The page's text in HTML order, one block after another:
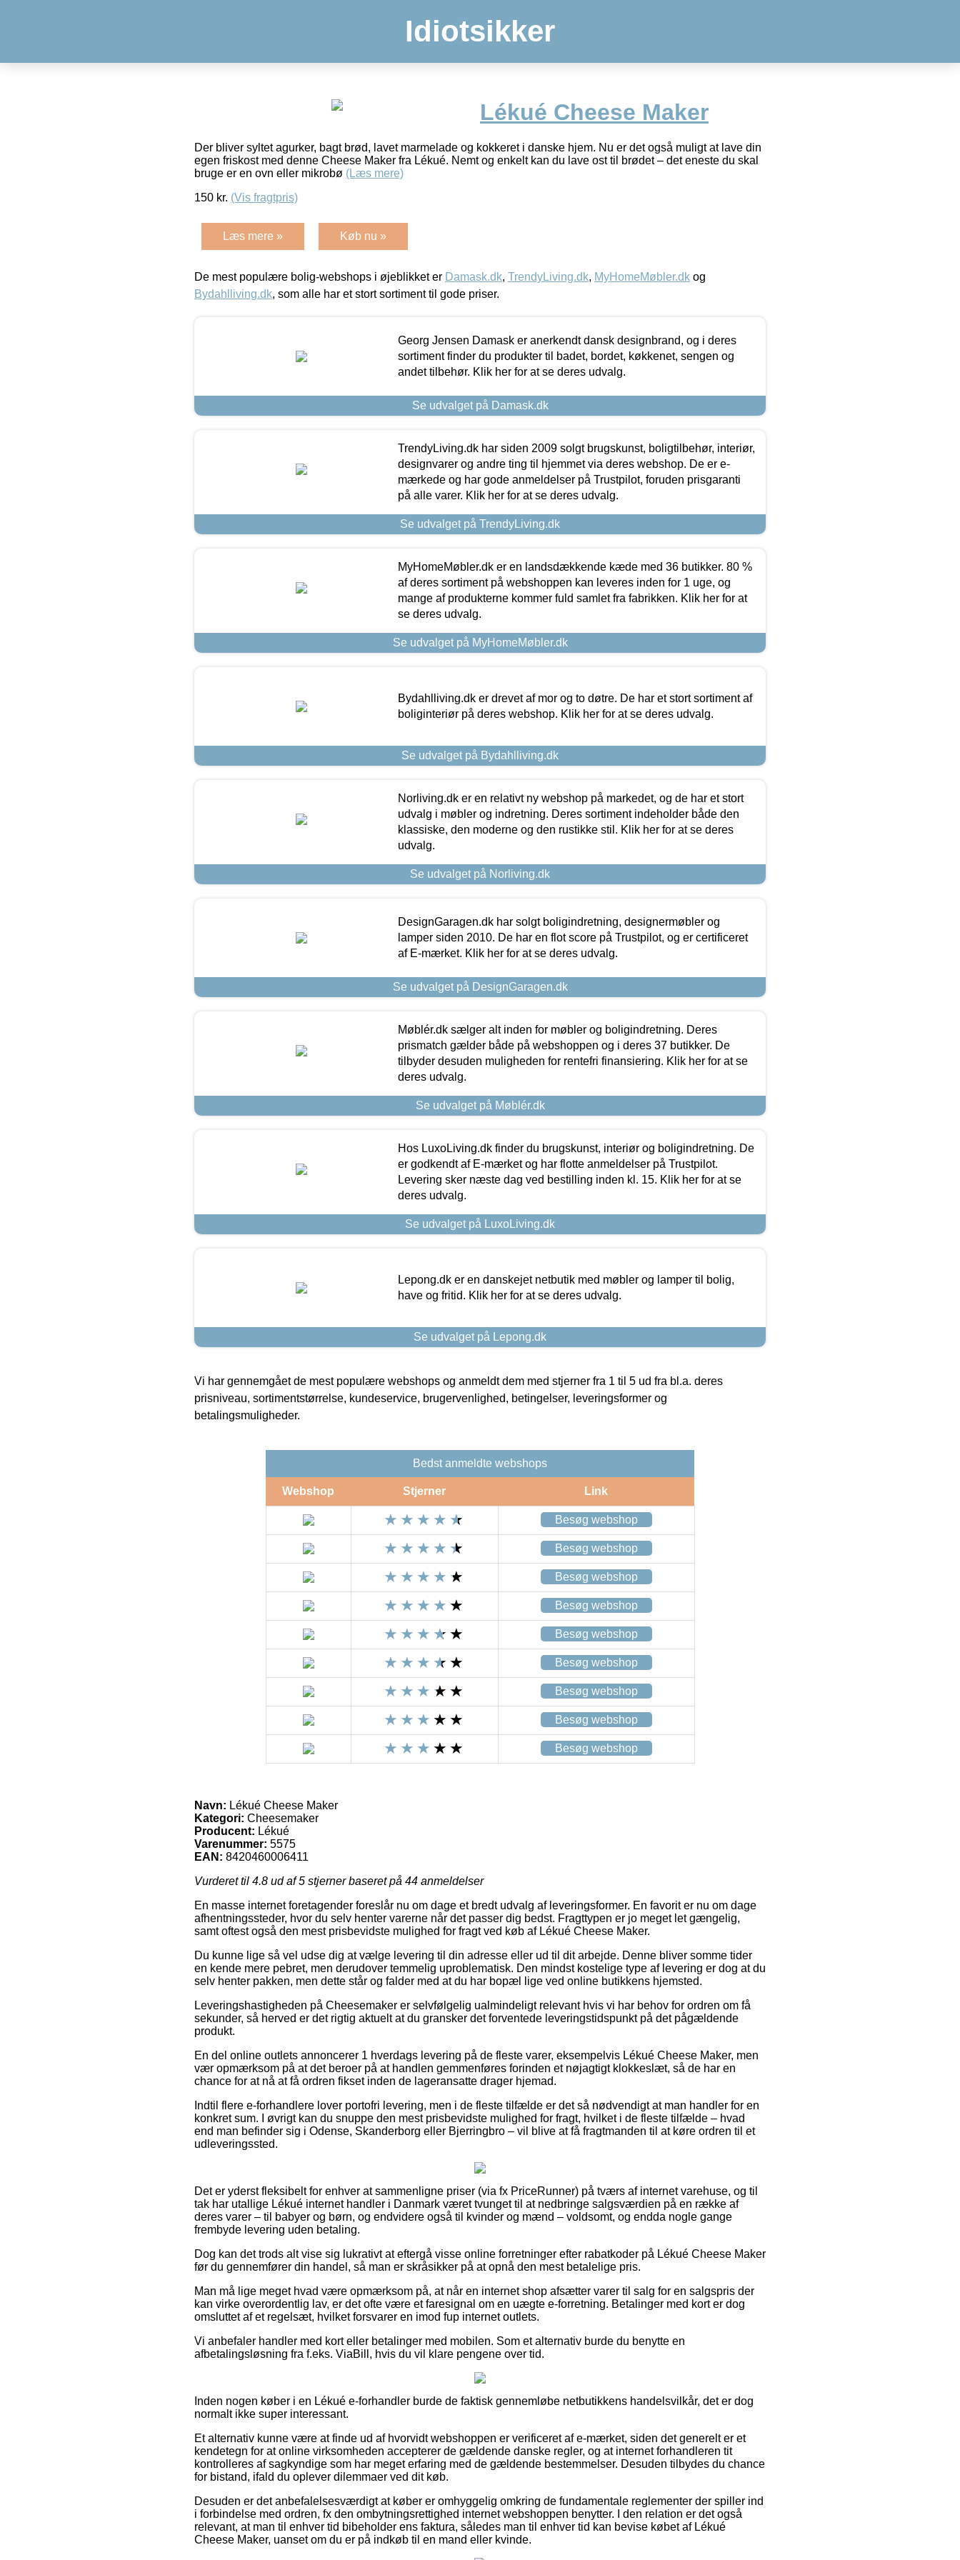
Idiotsikker
Lékué Cheese Maker
Der bliver syltet agurker, bagt brød, lavet marmelade og kokkeret i danske hjem. Nu er det også muligt at lave din
egen friskost med denne Cheese Maker fra Lékué. Nemt og enkelt kan du lave ost til brødet – det eneste du skal
bruge er en ovn eller mikrobø (Læs mere)
150 kr. (Vis fragtpris)
Læs mere » Køb nu »
De mest populære bolig-webshops i øjeblikket er Damask.dk, TrendyLiving.dk, MyHomeMøbler.dk og
Bydahlliving.dk, som alle har et stort sortiment til gode priser.
Georg Jensen Damask er anerkendt dansk designbrand, og i deres
sortiment finder du produkter til badet, bordet, køkkenet, sengen og
andet tilbehør. Klik her for at se deres udvalg.
Se udvalget på Damask.dk
TrendyLiving.dk har siden 2009 solgt brugskunst, boligtilbehør, interiør,
designvarer og andre ting til hjemmet via deres webshop. De er e-
mærkede og har gode anmeldelser på Trustpilot, foruden prisgaranti
på alle varer. Klik her for at se deres udvalg.
Se udvalget på TrendyLiving.dk
MyHomeMøbler.dk er en landsdækkende kæde med 36 butikker. 80 %
af deres sortiment på webshoppen kan leveres inden for 1 uge, og
mange af produkterne kommer fuld samlet fra fabrikken. Klik her for at
se deres udvalg.
Se udvalget på MyHomeMøbler.dk
Bydahlliving.dk er drevet af mor og to døtre. De har et stort sortiment af
boliginteriør på deres webshop. Klik her for at se deres udvalg.
Se udvalget på Bydahlliving.dk
Norliving.dk er en relativt ny webshop på markedet, og de har et stort
udvalg i møbler og indretning. Deres sortiment indeholder både den
klassiske, den moderne og den rustikke stil. Klik her for at se deres
udvalg.
Se udvalget på Norliving.dk
DesignGaragen.dk har solgt boligindretning, designermøbler og
lamper siden 2010. De har en flot score på Trustpilot, og er certificeret
af E-mærket. Klik her for at se deres udvalg.
Se udvalget på DesignGaragen.dk
Møblér.dk sælger alt inden for møbler og boligindretning. Deres
prismatch gælder både på webshoppen og i deres 37 butikker. De
tilbyder desuden muligheden for rentefri finansiering. Klik her for at se
deres udvalg.
Se udvalget på Møblér.dk
Hos LuxoLiving.dk finder du brugskunst, interiør og boligindretning. De
er godkendt af E-mærket og har flotte anmeldelser på Trustpilot.
Levering sker næste dag ved bestilling inden kl. 15. Klik her for at se
deres udvalg.
Se udvalget på LuxoLiving.dk
Lepong.dk er en danskejet netbutik med møbler og lamper til bolig,
have og fritid. Klik her for at se deres udvalg.
Se udvalget på Lepong.dk
Vi har gennemgået de mest populære webshops og anmeldt dem med stjerner fra 1 til 5 ud fra bl.a. deres
prisniveau, sortimentstørrelse, kundeservice, brugervenlighed, betingelser, leveringsformer og
betalingsmuligheder.
Bedst anmeldte webshops
Webshop Stjerner Link
Besøg webshop
Besøg webshop
Besøg webshop
Besøg webshop
Besøg webshop
Besøg webshop
Besøg webshop
Besøg webshop
Besøg webshop
Navn: Lékué Cheese Maker
Kategori: Cheesemaker
Producent: Lékué
Varenummer: 5575
EAN: 8420460006411
Vurderet til 4.8 ud af 5 stjerner baseret på 44 anmeldelser
En masse internet foretagender foreslår nu om dage et bredt udvalg af leveringsformer. En favorit er nu om dage
afhentningssteder, hvor du selv henter varerne når det passer dig bedst. Fragttypen er jo meget let gængelig,
samt oftest også den mest prisbevidste mulighed for fragt ved køb af Lékué Cheese Maker.
Du kunne lige så vel udse dig at vælge levering til din adresse eller ud til dit arbejde. Denne bliver somme tider
en kende mere pebret, men derudover temmelig uproblematisk. Den mindst kostelige type af levering er dog at du
selv henter pakken, men dette står og falder med at du har bopæl lige ved online butikkens hjemsted.
Leveringshastigheden på Cheesemaker er selvfølgelig ualmindeligt relevant hvis vi har behov for ordren om få
sekunder, så herved er det rigtig aktuelt at du gransker det forventede leveringstidspunkt på det pågældende
produkt.
En del online outlets annoncerer 1 hverdags levering på de fleste varer, eksempelvis Lékué Cheese Maker, men
vær opmærksom på at det beroer på at handlen gemmenføres forinden et nøjagtigt klokkeslæt, så de har en
chance for at nå at få ordren fikset inden de lageransatte drager hjemad.
Indtil flere e-forhandlere lover portofri levering, men i de fleste tilfælde er det så nødvendigt at man handler for en
konkret sum. I øvrigt kan du snuppe den mest prisbevidste mulighed for fragt, hvilket i de fleste tilfælde – hvad
end man befinder sig i Odense, Skanderborg eller Bjerringbro – vil blive at få fragtmanden til at køre ordren til et
udleveringssted.
Det er yderst fleksibelt for enhver at sammenligne priser (via fx PriceRunner) på tværs af internet varehuse, og til
tak har utallige Lékué internet handler i Danmark været tvunget til at nedbringe salgsværdien på en række af
deres varer – til babyer og børn, og endvidere også til kvinder og mænd – voldsomt, og endda nogle gange
frembyde levering uden betaling.
Dog kan det trods alt vise sig lukrativt at eftergå visse online forretninger efter rabatkoder på Lékué Cheese Maker
før du gennemfører din handel, så man er skråsikker på at opnå den mest betalelige pris.
Man må lige meget hvad være opmærksom på, at når en internet shop afsætter varer til salg for en salgspris der
kan virke overordentlig lav, er det ofte være et faresignal om en uægte e-forretning. Betalinger med kort er dog
omsluttet af et regelsæt, hvilket forsvarer en imod fup internet outlets.
Vi anbefaler handler med kort eller betalinger med mobilen. Som et alternativ burde du benytte en
afbetalingsløsning fra f.eks. ViaBill, hvis du vil klare pengene over tid.
Inden nogen køber i en Lékué e-forhandler burde de faktisk gennemløbe netbutikkens handelsvilkår, det er dog
normalt ikke super interessant.
Et alternativ kunne være at finde ud af hvorvidt webshoppen er verificeret af e-mærket, siden det generelt er et
kendetegn for at online virksomheden accepterer de gældende danske regler, og at internet forhandleren tit
kontrolleres af sagkyndige som har meget erfaring med de gældende bestemmelser. Desuden tilbydes du chance
for bistand, ifald du oplever dilemmaer ved dit køb.
Desuden er det anbefalelsesværdigt at køber er omhyggelig omkring de fundamentale reglementer der spiller ind
i forbindelse med ordren, fx den ombytningsrettighed internet webshoppen benytter. I den relation er det også
relevant, at man til enhver tid bibeholder ens faktura, således man til enhver tid kan bevise købet af Lékué
Cheese Maker, uanset om du er på indkøb til en mand eller kvinde.